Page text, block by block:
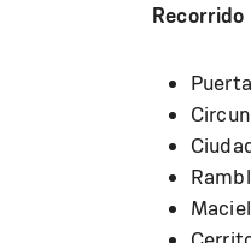
Recorrido
Maciel